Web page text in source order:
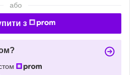
або
з